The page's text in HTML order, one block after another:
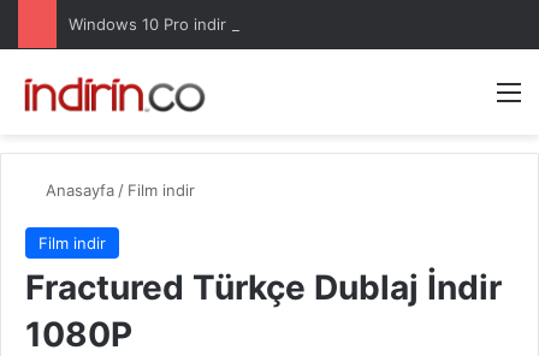
Windows 10 Pro indir – Türkçe – Güncel 2025
Anasayfa / Film indir
Film indir
Fractured Türkçe Dublaj İndir
1080P